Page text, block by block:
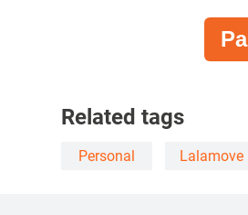
Related tags
Personal Lalamove